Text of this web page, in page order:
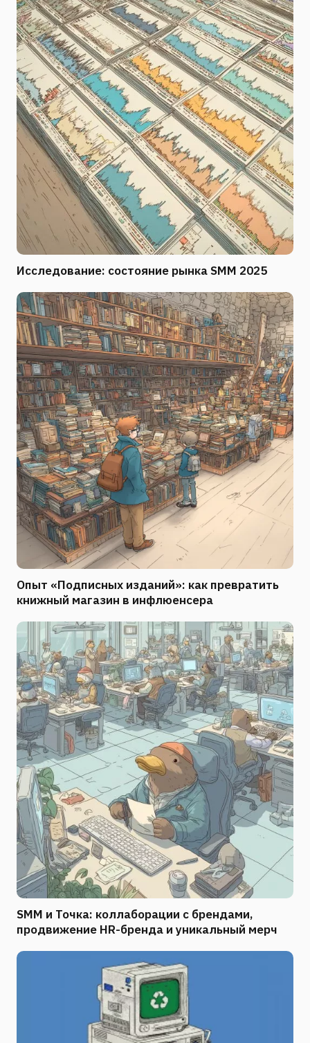
Исследование: состояние рынка SMM 2025
Опыт «Подписных изданий»: как превратить
книжный магазин в инфлюенсера
SMM и Точка: коллаборации с брендами,
продвижение HR-бренда и уникальный мерч